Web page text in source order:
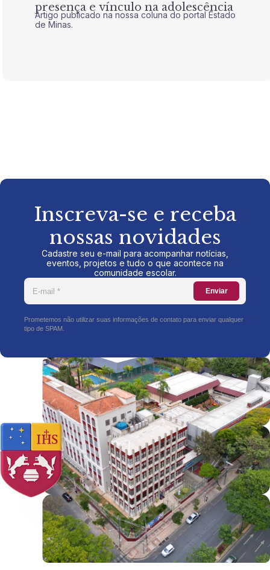
presença e vínculo na adolescência
Artigo publicado na nossa coluna do portal Estado
de Minas.
Inscreva-se e receba
nossas novidades
Cadastre seu e-mail para acompanhar notícias,
eventos, projetos e tudo o que acontece na
comunidade escolar.
Enviar
Prometemos não utilizar suas informações de contato para enviar qualquer
tipo de SPAM.